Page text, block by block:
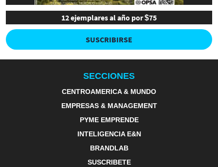
12 ejemplares al año por $75
SUSCRIBIRSE
SECCIONES
CENTROAMERICA & MUNDO
EMPRESAS & MANAGEMENT
PYME EMPRENDE
INTELIGENCIA E&N
BRANDLAB
SUSCRIBETE